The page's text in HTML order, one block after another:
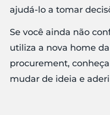
ajudá-lo a tomar
Se você ainda não
utiliza a nova home
procurement,
mudar de ideia e